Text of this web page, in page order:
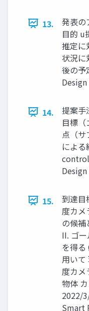
13.
発表の
⽬的 u
推定に
状況に
後の
14.
提案⼿
⽬標
点（
によ
15.
到達⽬
度カメ
の候
II. ゴ
を得
⽤いて
度カメ
物体
2022/
Smart